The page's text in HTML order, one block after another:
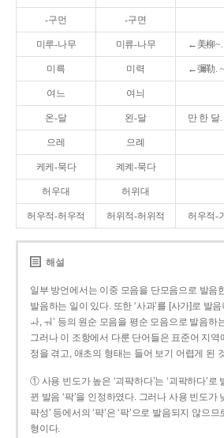
-구먼 -구면
미루-나무 미류-나무 ←美柳~.
미륵 미력 ←彌勒.
여느 여늬
온-달 왼-달 만 한 달.
으레 으례
케케-묵다 켸켸-묵다
허우대 허위대
허우적-허우적 허위적-허위적 허우적-
해설
일부 방언에서는 이중 모음을 단모음으로 발음
발음하는 일이 있다. 또한 ‘사과’를 [사가]로 발
ㅘ, ㅝ’ 등의 원순 모음을 평순 모음으로 발음하
그러나 이 조항에서 다룬 단어들은 표준어 지
정을 겪고, 애초의 형태는 들어 보기 어렵게 된
① 사용 빈도가 높은 ‘괴퍅하다’는 ‘괴팍하다’로
뀐 발음 ‘팍’을 인정하였다. 그러나 사용 빈도가
퍅성’ 등에서의 ‘퍅’은 ‘팍’으로 발음되지 않으므
형이다.